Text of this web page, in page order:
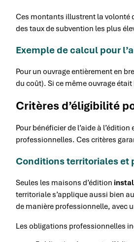
Ces montants illustrent la volonté
des taux de subvention les plus
Exemple de calcul pour
Pour un ouvrage entièrement en
du coût). Si ce même ouvrage
Critères d’éligibilité
Pour bénéficier de l’aide à
professionnelles. Ces critères
Conditions territoriales et
Seules les maisons d’édition
territoriale s’applique aussi bien
de manière professionnelle, avec
Les obligations professionnelles